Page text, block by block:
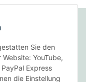
wir an:
Sie den
YouTube,
Express
die Einstellung